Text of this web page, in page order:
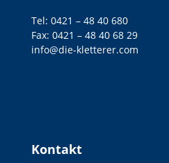
Tel: 0421 – 48 40 680
Fax: 0421 – 48 40 68 29
info@die-kletterer.com
Kontakt